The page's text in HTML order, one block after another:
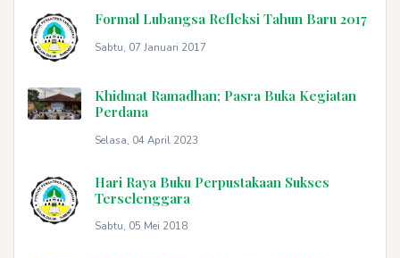
Formal Lubangsa Refleksi Tahun Baru 2017
Sabtu, 07 Januari 2017
Khidmat Ramadhan; Pasra Buka Kegiatan
Perdana
Selasa, 04 April 2023
Hari Raya Buku Perpustakaan Sukses
Terselenggara
Sabtu, 05 Mei 2018